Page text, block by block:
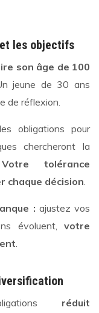
les objectifs
son âge de 100
jeune de 30 ans
de réflexion.
obligations pour
chercheront la
Votre tolérance
chaque décision
: ajustez vos
évoluent, votre
réduit